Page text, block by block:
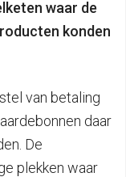
waar de
konden
van betaling
daar
De
plekken waar